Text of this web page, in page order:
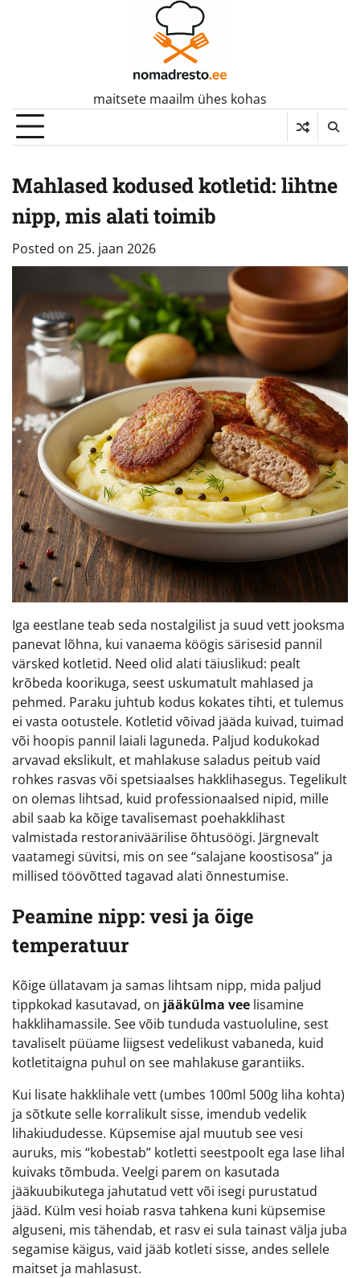
maitsete maailm ühes kohas
Mahlased kodused kotletid: lihtne
nipp, mis alati toimib
Posted on 25. jaan 2026
Iga eestlane teab seda nostalgilist ja suud vett jooksma
panevat lõhna, kui vanaema köögis särisesid pannil
värsked kotletid. Need olid alati täiuslikud: pealt
krõbeda koorikuga, seest uskumatult mahlased ja
pehmed. Paraku juhtub kodus kokates tihti, et tulemus
ei vasta ootustele. Kotletid võivad jääda kuivad, tuimad
või hoopis pannil laiali laguneda. Paljud kodukokad
arvavad ekslikult, et mahlakuse saladus peitub vaid
rohkes rasvas või spetsiaalses hakklihasegus. Tegelikult
on olemas lihtsad, kuid professionaalsed nipid, mille
abil saab ka kõige tavalisemast poehakklihast
valmistada restoraniväärilise õhtusöögi. Järgnevalt
vaatamegi süvitsi, mis on see “salajane koostisosa” ja
millised töövõtted tagavad alati õnnestumise.
Peamine nipp: vesi ja õige
temperatuur
Kõige üllatavam ja samas lihtsam nipp, mida paljud
tippkokad kasutavad, on jääkülma vee lisamine
hakklihamassile. See võib tunduda vastuoluline, sest
tavaliselt püüame liigsest vedelikust vabaneda, kuid
kotletitaigna puhul on see mahlakuse garantiiks.
Kui lisate hakklihale vett (umbes 100ml 500g liha kohta)
ja sõtkute selle korralikult sisse, imendub vedelik
lihakiududesse. Küpsemise ajal muutub see vesi
auruks, mis “kobestab” kotletti seestpoolt ega lase lihal
kuivaks tõmbuda. Veelgi parem on kasutada
jääkuubikutega jahutatud vett või isegi purustatud
jääd. Külm vesi hoiab rasva tahkena kuni küpsemise
alguseni, mis tähendab, et rasv ei sula tainast välja juba
segamise käigus, vaid jääb kotleti sisse, andes sellele
maitset ja mahlasust.